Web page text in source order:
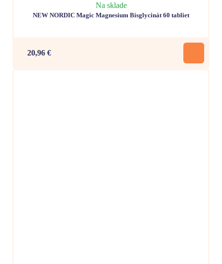
Na sklade
NEW NORDIC Magic Magnesium Bisglycinát 60 tabliet
20,96 €